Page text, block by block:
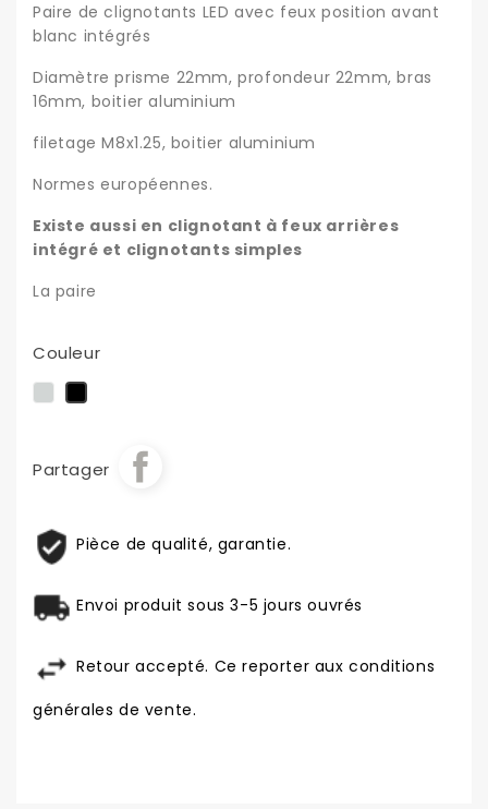
Paire de clignotants LED avec feux position avant
blanc intégrés
Diamètre prisme 22mm, profondeur 22mm, bras
16mm, boitier aluminium
filetage M8x1.25, boitier aluminium
Normes européennes.
Existe aussi en clignotant à feux arrières
intégré et clignotants simples
La paire
Couleur
Noir
Partager
Pièce de qualité, garantie.
Envoi produit sous 3-5 jours ouvrés
Retour accepté. Ce reporter aux conditions
générales de vente.